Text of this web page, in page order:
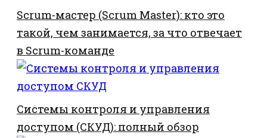
Scrum-мастер (Scrum Master): кто это
такой, чем занимается, за что отвечает
в Scrum-команде
Системы контроля и управления
доступом (СКУД): полный обзор